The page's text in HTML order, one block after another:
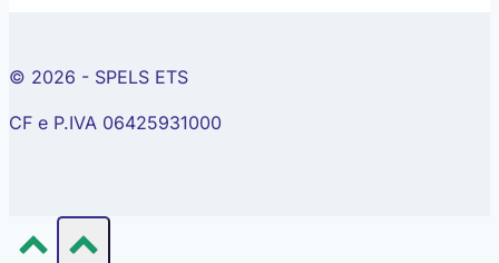
© 2026 - SPELS ETS
CF e P.IVA 06425931000